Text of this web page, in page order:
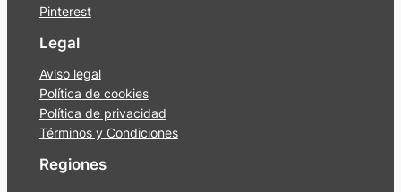
Pinterest
Legal
Aviso legal
Política de cookies
Política de privacidad
Términos y Condiciones
Regiones